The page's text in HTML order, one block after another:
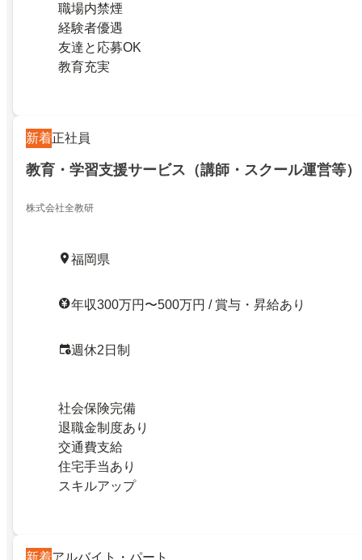
職場内禁煙
経験者優遇
友達と応募OK
教育充実
新着正社員
教育・学習支援サービス（講師・スクール運営等）
株式会社全教研
福岡県
年収300万円〜500万円 / 賞与・昇給あり
週休2日制
社会保険完備
退職金制度あり
交通費支給
住宅手当あり
スキルアップ
新着アルバイト・パート